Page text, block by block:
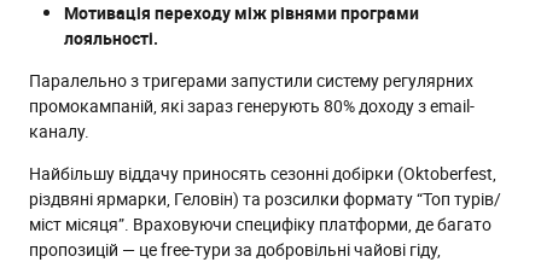
Мотивація переходу між рівнями програми
лояльності.
Паралельно з тригерами запустили систему регулярних
промокампаній, які зараз генерують 80% доходу з email-
каналу.
Найбільшу віддачу приносять сезонні добірки (Oktoberfest,
різдвяні ярмарки, Геловін) та розсилки формату “Топ турів/
міст місяця”. Враховуючи специфіку платформи, де багато
пропозицій — це free-тури за добровільні чайові гіду,